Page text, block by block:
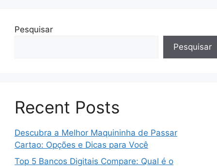
Pesquisar
Pesquisar
Recent Posts
Descubra a Melhor Maquininha de Passar
Cartao: Opções e Dicas para Você
Top 5 Bancos Digitais Compare: Qual é o